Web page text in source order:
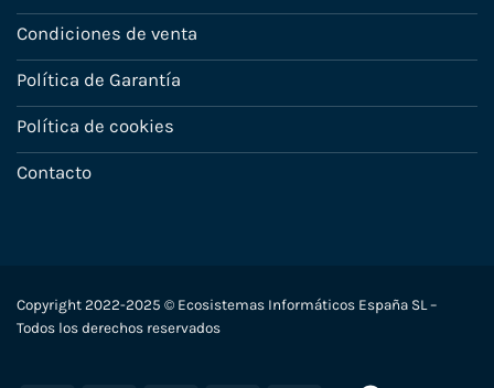
Condiciones de venta
Política de Garantía
Política de cookies
Contacto
Copyright 2022-2025 © Ecosistemas Informáticos España SL –
Todos los derechos reservados